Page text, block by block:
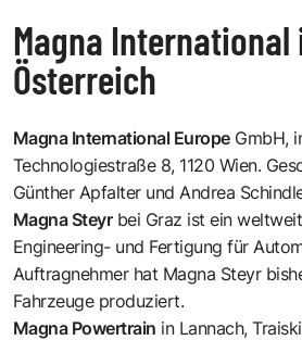
Magna International
Österreich
Magna International Europe GmbH,
Technologiestraße 8, 1120 Wien.
Günther Apfalter und Andrea
Magna Steyrbei Graz ist ein
Engineering- und Fertigung für
Auftragnehmer hat Magna Steyr
Fahrzeuge produziert.
Magna Powertrain in Lannach,